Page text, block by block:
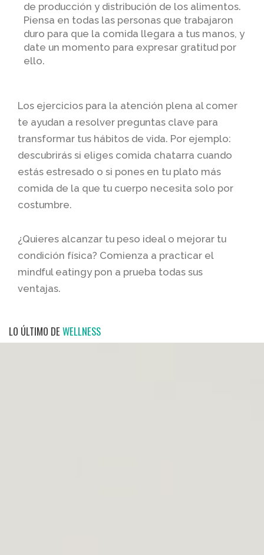
de producción y distribución de los alimentos.
Piensa en todas las personas que trabajaron
duro para que la comida llegara a tus manos, y
date un momento para expresar gratitud por
ello.
Los ejercicios para la atención plena al comer
te ayudan a resolver preguntas clave para
transformar tus hábitos de vida. Por ejemplo:
descubrirás si eliges comida chatarra cuando
estás estresado o si pones en tu plato más
comida de la que tu cuerpo necesita solo por
costumbre.
¿Quieres alcanzar tu peso ideal o mejorar tu
condición física? Comienza a practicar el
mindful eatingy pon a prueba todas sus
ventajas.
LO ÚLTIMO DEWELLNESS